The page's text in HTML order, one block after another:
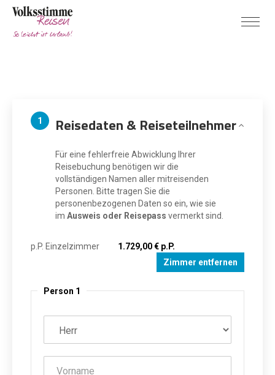
1 Reisedaten & Reiseteilnehmer
Für eine fehlerfreie Abwicklung Ihrer
Reisebuchung benötigen wir die
vollständigen Namen aller mitreisenden
Personen. Bitte tragen Sie die
personenbezogenen Daten so ein, wie sie
im Ausweis oder Reisepass vermerkt sind.
p.P. Einzelzimmer
1.729,00 € p.P.
Zimmer entfernen
Person 1